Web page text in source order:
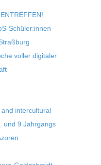
Schüler:innen
vol­ler digi­ta­ler
and inter­cul­tu­ral
und 9 Jahr­gangs